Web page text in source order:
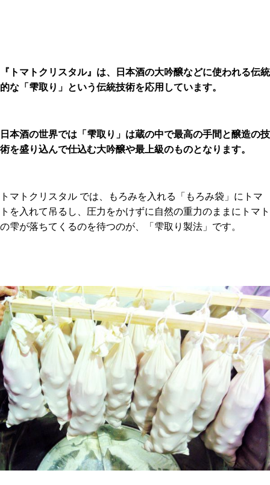
『トマトクリスタル』は、日本酒の大吟醸などに使われる伝統
的な「雫取り」という伝統技術を応用しています。
日本酒の世界では「雫取り」は蔵の中で最高の手間と醸造の技
術を盛り込んで仕込む大吟醸や最上級のものとなります。
トマトクリスタル では、もろみを入れる「もろみ袋」にトマ
トを入れて吊るし、圧力をかけずに自然の重力のままにトマト
の雫が落ちてくるのを待つのが、「雫取り製法」です。